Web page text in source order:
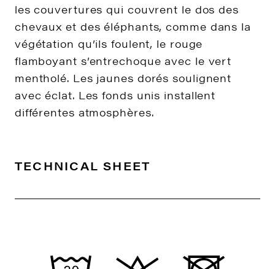
les couvertures qui couvrent le dos des
chevaux et des éléphants, comme dans la
végétation qu’ils foulent, le rouge
flamboyant s’entrechoque avec le vert
mentholé. Les jaunes dorés soulignent
avec éclat. Les fonds unis installent
différentes atmosphères.
TECHNICAL SHEET